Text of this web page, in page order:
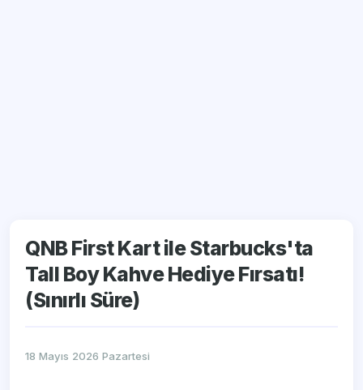
QNB First Kart ile Starbucks'ta
Tall Boy Kahve Hediye Fırsatı!
(Sınırlı Süre)
18 Mayıs 2026 Pazartesi